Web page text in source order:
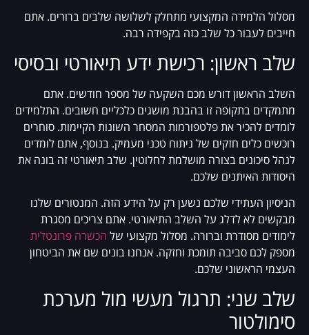
מסלול הלמידה המקצועי מתחלק לשלושה שלבים ברורים. אתם
חייבים לעבור כל שלב כזה בקפידה רבה.
שלב ראשון: רכישת ידע תיאורטי ובסיסי
השלב הראשון דורש מכם השקעה של מספר חודשים. אתם
מתמקדים בתקופה זו בהבנת מושגים כלכליים חשובים. התלמידים
לומדים להכיר את פלטפורמות המסחר השונות הקיימות. סוחרים
רוכשים כלים חזקים של ניתוח טכני מעמיק. בנוסף, אתם לומדים
לנהל סיכונים בצורה מושלמת לחלוטין. שלב תיאורטי זה בונה את
היסודות האיתנים שלכם.
הניסיון העתידי שלכם נשען רק על הידע הזה. המנטורים שלנו
מבקשים לא לדלג על השלב התיאורטי. אתם צריכים מסגרת
לימודים מסודרת וברורה. מסלול מקצועי של הכשרה פרונטלית
מספק לכם סביבה תומכת וחזקה. אנחנו בונים שם את הביטחון
העצמי הראשוני שלכם.
שלב שני: תרגול מעשי מול מערכת
סימולטור